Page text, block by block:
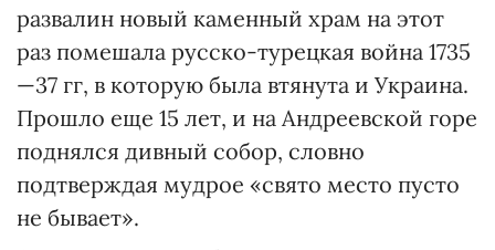
развалин новый каменный храм на этот
раз помешала русско-турецкая война 1735
—37 гг, в которую была втянута и Украина.
Прошло еще 15 лет, и на Андреевской горе
поднялся дивный собор, словно
подтверждая мудрое «свято место пусто
не бывает».